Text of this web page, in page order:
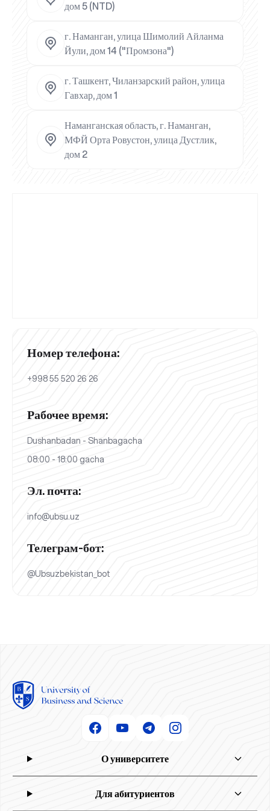
дом 5 (NTD)
г. Наманган, улица Шимолий Айланма
Йули, дом 14 ("Промзона")
г. Ташкент, Чиланзарский район, улица
Гавхар, дом 1
Наманганская область, г. Наманган,
МФЙ Орта Ровустон, улица Дустлик,
дом 2
Номер телефона:
+998 55 520 26 26
Рабочее время:
Dushanbadan - Shanbagacha
08:00 - 18:00 gacha
Эл. почта:
info@ubsu.uz
Телеграм-бот:
@Ubsuzbekistan_bot
О университете
Для абитуриентов